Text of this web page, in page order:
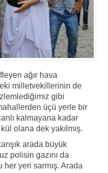
ağır hava
milletvekillerinin de
gibi
üçü yerle bir
kalmayana kadar
olana dek yakılmış.
arada büyük
polisin gazını da
her yeri sarmış. Arada